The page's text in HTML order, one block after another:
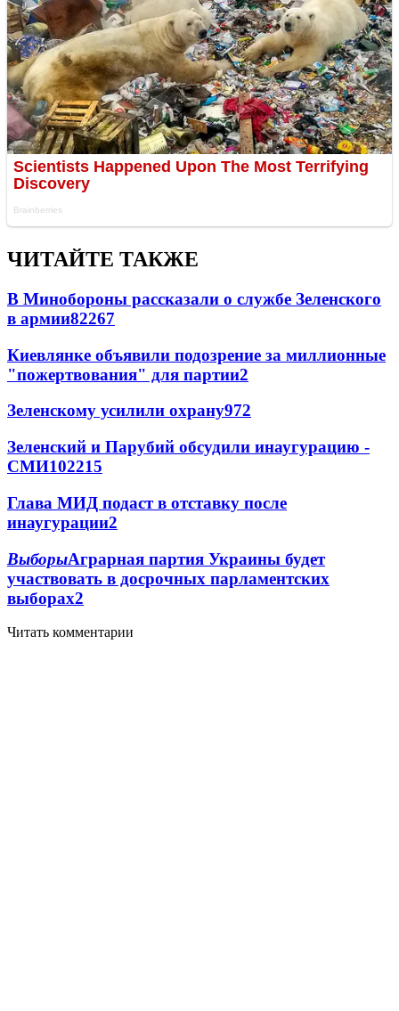
ЧИТАЙТЕ ТАКЖЕ
В Минобороны рассказали о службе Зеленского
в армии82267
Киевлянке объявили подозрение за миллионные
"пожертвования" для партии2
Зеленскому усилили охрану972
Зеленский и Парубий обсудили инаугурацию -
СМИ102215
Глава МИД подаст в отставку после
инаугурации2
ВыборыАграрная партия Украины будет
участвовать в досрочных парламентских
выборах2
Читать комментарии